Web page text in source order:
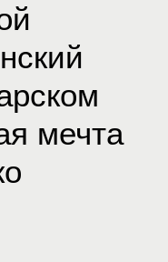
мечта